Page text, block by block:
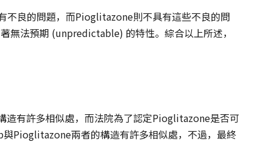
不良的問題，而Pioglitazone則不具有這些不良的問
無法預期 (unpredictable) 的特性。綜合以上所述，
有許多相似處，而法院為了認定Pioglitazone是否可
Pioglitazone兩者的構造有許多相似處，不過，最終